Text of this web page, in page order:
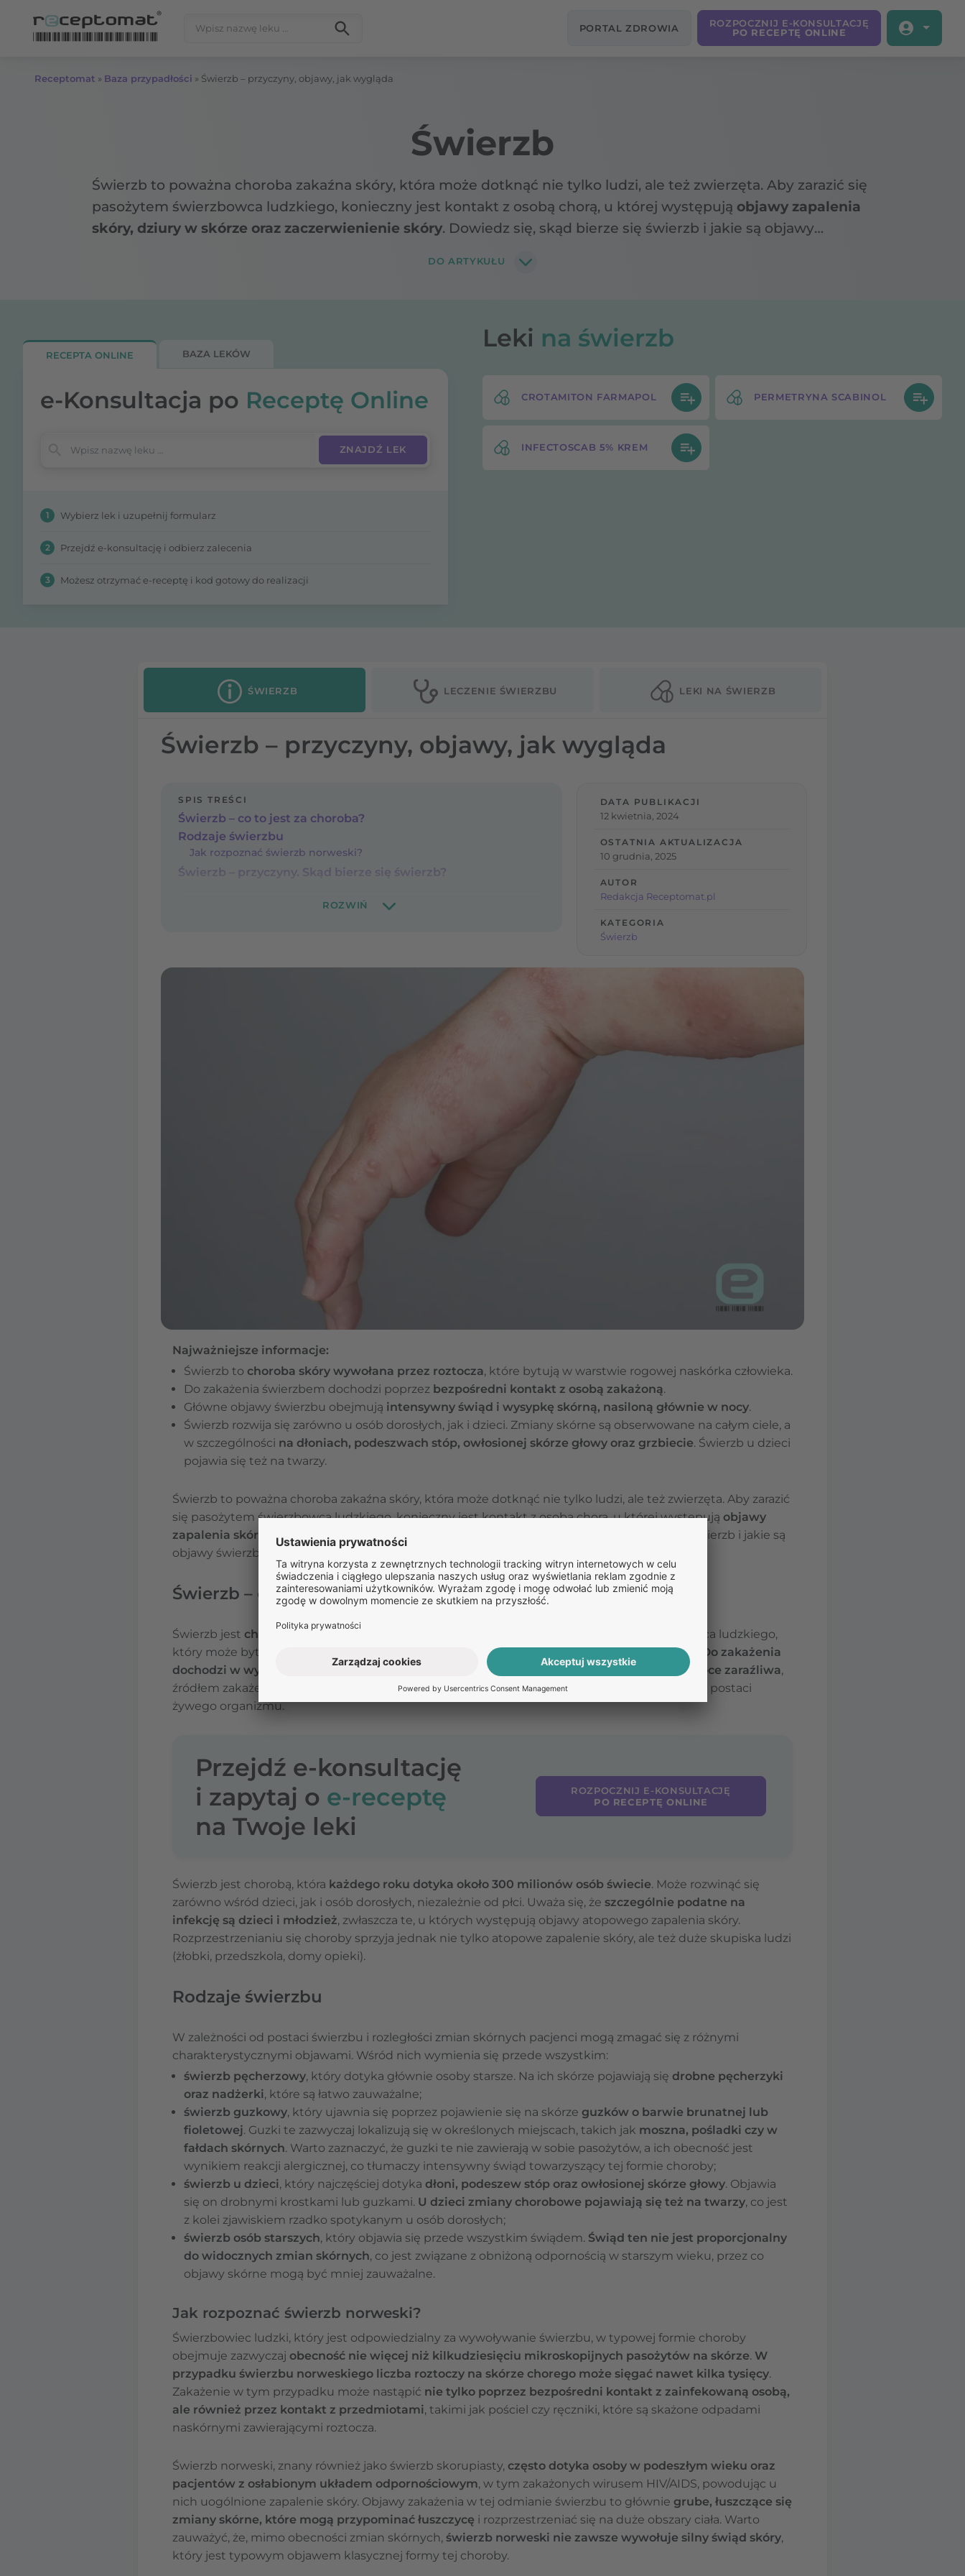
PORTAL ZDROWIA
ROZPOCZNIJ E-KONSULTACJĘ
PO RECEPTĘ ONLINE
Receptomat » Baza przypadłości » Świerzb – przyczyny, objawy, jak wygląda
Świerzb
Świerzb to poważna choroba zakaźna skóry, która może dotknąć nie tylko ludzi, ale też zwierzęta. Aby zarazić się
pasożytem świerzbowca ludzkiego, konieczny jest kontakt z osobą chorą, u której występują objawy zapalenia
skóry, dziury w skórze oraz zaczerwienienie skóry. Dowiedz się, skąd bierze się świerzb i jakie są objawy
DO ARTYKUŁU
RECEPTA ONLINE BAZA LEKÓW
e-Konsultacja po Receptę Online
1 Wybierz lek i uzupełnij formularz
2 Przejdź e-konsultację i odbierz zalecenia
3 Możesz otrzymać e-receptę i kod gotowy do realizacji
Leki na świerzb
CROTAMITON FARMAPOL PERMETRYNA SCABINOL
INFECTOSCAB 5% KREM
ŚWIERZB LECZENIE ŚWIERZBU LEKI NA ŚWIERZB
Świerzb – przyczyny, objawy, jak wygląda
SPIS TREŚCI
Świerzb – co to jest za choroba?
Rodzaje świerzbu
Jak rozpoznać świerzb norweski?
Świerzb – przyczyny. Skąd bierze się świerzb?
DATA PUBLIKACJI
12 kwietnia, 2024
OSTATNIA AKTUALIZACJA
10 grudnia, 2025
AUTOR
Redakcja Receptomat.pl
KATEGORIA
Świerzb
Najważniejsze informacje:
Świerzb to choroba skóry wywołana przez roztocza, które bytują w warstwie rogowej naskórka człowieka.
Do zakażenia świerzbem dochodzi poprzez bezpośredni kontakt z osobą zakażoną.
Główne objawy świerzbu obejmują intensywny świąd i wysypkę skórną, nasiloną głównie w nocy.
Świerzb rozwija się zarówno u osób dorosłych, jak i dzieci. Zmiany skórne są obserwowane na całym ciele, a
w szczególności na dłoniach, podeszwach stóp, owłosionej skórze głowy oraz grzbiecie. Świerzb u dzieci
pojawia się też na twarzy.
Świerzb to poważna choroba zakaźna skóry, która może dotknąć nie tylko ludzi, ale też zwierzęta. Aby zarazić
się pasożytem świerzbowca ludzkiego, konieczny jest kontakt z osobą chorą, u której występują objawy
zapalenia skóry, dziury w skórze oraz zaczerwienienie skóry
. Dowiedz się, skąd bierze się świerzb i jakie są
objawy świerzbu.
Świerzb – co to jest za choroba?
Świerzb jest chorobą zakaźną skóry wywołaną przez roztocza
, a dokładnie przez świerzbowca ludzkiego,
który może bytować na skórze człowieka i innych ssaków (np. świerzb u psa, świerzb u kota).
Do zakażenia
dochodzi w wyniku kontaktu z osobą zakażoną
. Ze względu na fakt, że jest to choroba wysoce zaraźliwa,
źródłem zakażenia rzadko są przedmioty codziennego użytku – roztocza preferują żywiciela w postaci
żywego organizmu.
Przejdź e-konsultację
i zapytaj o e-receptę
na Twoje leki
ROZPOCZNIJ E-KONSULTACJĘ
PO RECEPTĘ ONLINE
Świerzb jest chorobą, która każdego roku dotyka około 300 milionów osób świecie. Może rozwinąć się
zarówno wśród dzieci, jak i osób dorosłych, niezależnie od płci. Uważa się, że szczególnie podatne na
infekcję są dzieci i młodzież, zwłaszcza te, u których występują objawy atopowego zapalenia skóry.
Rozprzestrzenianiu się choroby sprzyja jednak nie tylko atopowe zapalenie skóry, ale też duże skupiska ludzi
(żłobki, przedszkola, domy opieki).
Rodzaje świerzbu
W zależności od postaci świerzbu i rozległości zmian skórnych pacjenci mogą zmagać się z różnymi
charakterystycznymi objawami. Wśród nich wymienia się przede wszystkim:
świerzb pęcherzowy, który dotyka głównie osoby starsze. Na ich skórze pojawiają się drobne pęcherzyki
oraz nadżerki, które są łatwo zauważalne;
świerzb guzkowy, który ujawnia się poprzez pojawienie się na skórze guzków o barwie brunatnej lub
fioletowej. Guzki te zazwyczaj lokalizują się w określonych miejscach, takich jak moszna, pośladki czy w
fałdach skórnych. Warto zaznaczyć, że guzki te nie zawierają w sobie pasożytów, a ich obecność jest
wynikiem reakcji alergicznej, co tłumaczy intensywny świąd towarzyszący tej formie choroby;
świerzb u dzieci, który najczęściej dotyka dłoni, podeszew stóp oraz owłosionej skórze głowy. Objawia
się on drobnymi krostkami lub guzkami. U dzieci zmiany chorobowe pojawiają się też na twarzy, co jest
z kolei zjawiskiem rzadko spotykanym u osób dorosłych;
świerzb osób starszych, który objawia się przede wszystkim świądem. Świąd ten nie jest proporcjonalny
do widocznych zmian skórnych, co jest związane z obniżoną odpornością w starszym wieku, przez co
objawy skórne mogą być mniej zauważalne.
Jak rozpoznać świerzb norweski?
Świerzbowiec ludzki, który jest odpowiedzialny za wywoływanie świerzbu, w typowej formie choroby
obejmuje zazwyczaj obecność nie więcej niż kilkudziesięciu mikroskopijnych pasożytów na skórze. W
przypadku świerzbu norweskiego liczba roztoczy na skórze chorego może sięgać nawet kilka tysięcy.
Zakażenie w tym przypadku może nastąpić nie tylko poprzez bezpośredni kontakt z zainfekowaną osobą,
ale również przez kontakt z przedmiotami, takimi jak pościel czy ręczniki, które są skażone odpadami
naskórnymi zawierającymi roztocza.
Świerzb norweski, znany również jako świerzb skorupiasty, często dotyka osoby w podeszłym wieku oraz
pacjentów z osłabionym układem odpornościowym, w tym zakażonych wirusem HIV/AIDS, powodując u
nich uogólnione zapalenie skóry. Objawy zakażenia w tej odmianie świerzbu to głównie grube, łuszczące się
zmiany skórne, które mogą przypominać łuszczycę i rozprzestrzeniać się na duże obszary ciała. Warto
zauważyć, że, mimo obecności zmian skórnych, świerzb norweski nie zawsze wywołuje silny świąd skóry,
który jest typowym objawem klasycznej formy tej choroby.